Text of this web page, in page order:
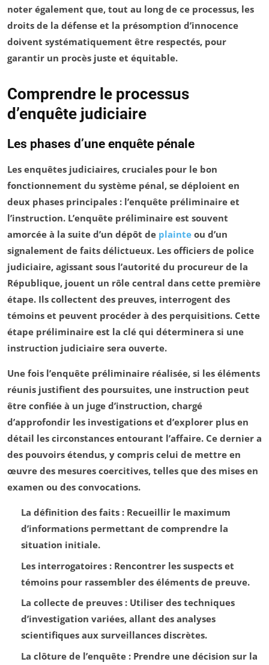
noter également que, tout au long de ce processus, les
droits de la défense et la présomption d’innocence
doivent systématiquement être respectés, pour
garantir un procès juste et équitable.
Comprendre le processus
d’enquête judiciaire
Les phases d’une enquête pénale
Les enquêtes judiciaires, cruciales pour le bon
fonctionnement du système pénal, se déploient en
deux phases principales : l’enquête préliminaire et
l’instruction. L’enquête préliminaire est souvent
amorcée à la suite d’un dépôt de plainte ou d’un
signalement de faits délictueux. Les officiers de police
judiciaire, agissant sous l’autorité du procureur de la
République, jouent un rôle central dans cette première
étape. Ils collectent des preuves, interrogent des
témoins et peuvent procéder à des perquisitions. Cette
étape préliminaire est la clé qui déterminera si une
instruction judiciaire sera ouverte.
Une fois l’enquête préliminaire réalisée, si les éléments
réunis justifient des poursuites, une instruction peut
être confiée à un juge d’instruction, chargé
d’approfondir les investigations et d’explorer plus en
détail les circonstances entourant l’affaire. Ce dernier a
des pouvoirs étendus, y compris celui de mettre en
œuvre des mesures coercitives, telles que des mises en
examen ou des convocations.
La définition des faits: Recueillir le maximum
d’informations permettant de comprendre la
situation initiale.
Les interrogatoires: Rencontrer les suspects et
témoins pour rassembler des éléments de preuve.
La collecte de preuves: Utiliser des techniques
d’investigation variées, allant des analyses
scientifiques aux surveillances discrètes.
La clôture de l’enquête: Prendre une décision sur la